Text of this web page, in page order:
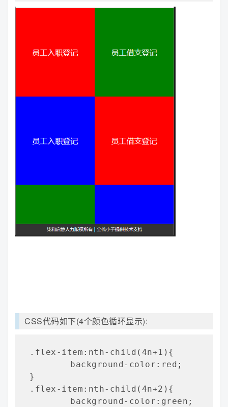
CSS代码如下(4个颜色循环显示):
.flex-item:nth-child(4n+1){
}
.flex-item:nth-child(4n+2){